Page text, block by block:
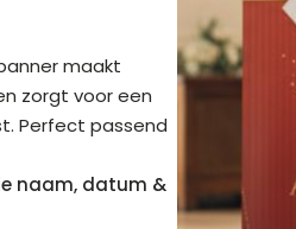
maakt
zorgt voor een
Perfect passend
naam, datum &